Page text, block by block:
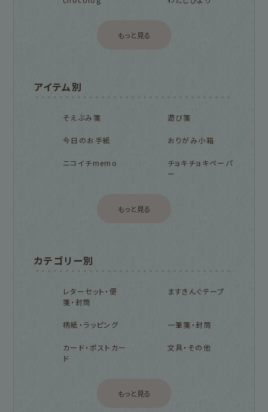
もっと見る
アイテム別
そえぶみ箋 遊び箋
今日のお手紙 おりがみ小箱
ニコイチmemo
チョキチョキペーパ
ー
もっと見る
カテゴリー別
レターセット・便
箋・封筒
ますきんぐテープ
柄紙・ラッピング 一筆箋・封筒
カード・ポストカー
ド
文具・その他
もっと見る